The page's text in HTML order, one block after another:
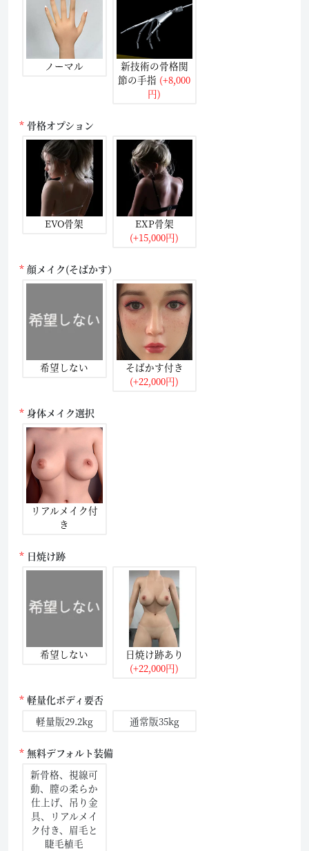
ノーマル
新技術の骨格関
節の手指 (+8,000
円)
骨格オプション
EVO骨架
EXP骨架
(+15,000円)
顔メイク(そばかす）
希望しない
そばかす付き
(+22,000円)
身体メイク選択
リアルメイク付
き
日焼け跡
希望しない
日焼け跡あり
(+22,000円)
軽量化ボディ要否
軽量版29.2kg
通常版35kg
無料デフォルト装備
新骨格、視線可
動、膣の柔らか
仕上げ、吊り金
具、リアルメイ
ク付き、眉毛と
睫毛植毛